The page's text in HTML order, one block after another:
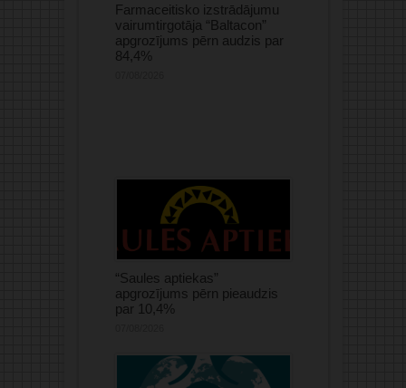
Farmaceitisko izstrādājumu
vairumtirgotāja “Baltacon”
apgrozījums pērn audzis par
84,4%
“Saules aptiekas”
apgrozījums pērn pieaudzis
par 10,4%